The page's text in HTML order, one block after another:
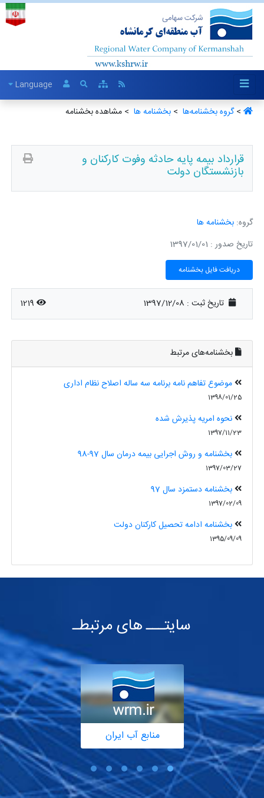
Language
>گروه بخشنامه‌ها ‏ >بخشنامه ها ‏ > مشاهده بخشنامه
قرارداد بیمه پایه حادثه وفوت کارکنان و
بازنشستگان دولت
گروه:بخشنامه ها
تاریخ صدور : 1397/01/01
دریافت فایل بخشنامه
تاریخ ثبت : 1397/12/08
1219
بخشنامه‌های مرتبط
موضوع تفاهم نامه برنامه سه ساله اصلاح نظام اداری
1398/01/25
نحوه امریه پذیرش شده
1397/11/23
بخشنامه و روش اجرایی بیمه درمان سال 97-98
1397/03/27
بخشنامه دستمزد سال 97
1397/02/09
بخشنامه ادامه تحصیل کارکنان دولت
1395/09/09
سایتـــ های مرتبطـ
منابع آب ایران